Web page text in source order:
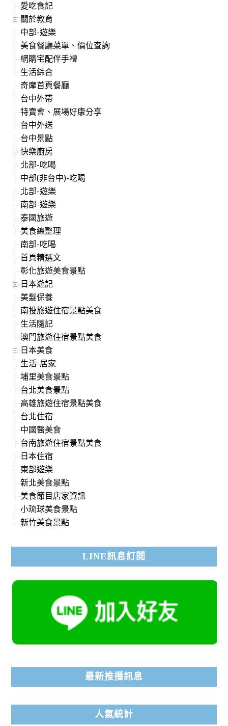
愛吃食記
關於教育
中部-遊樂
美食餐廳菜單、價位查詢
網購宅配伴手禮
生活綜合
奇摩首頁餐廳
台中外帶
特賣會、展場好康分享
台中外送
台中景點
快樂廚房
北部-吃喝
中部(非台中)-吃喝
北部-遊樂
南部-遊樂
泰國旅遊
美食總整理
南部-吃喝
首頁精選文
彰化旅遊美食景點
日本遊記
美髮保養
南投旅遊住宿景點美食
生活隨記
澳門旅遊住宿景點美食
日本美食
生活-居家
埔里美食景點
台北美食景點
高雄旅遊住宿景點美食
台北住宿
中國醫美食
台南旅遊住宿景點美食
日本住宿
東部遊樂
新北美食景點
美食節目店家資訊
小琉球美食景點
新竹美食景點
LINE訊息訂閱
最新推播訊息
人氣統計